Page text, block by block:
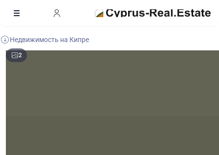
Недвижимость на Кипре
2